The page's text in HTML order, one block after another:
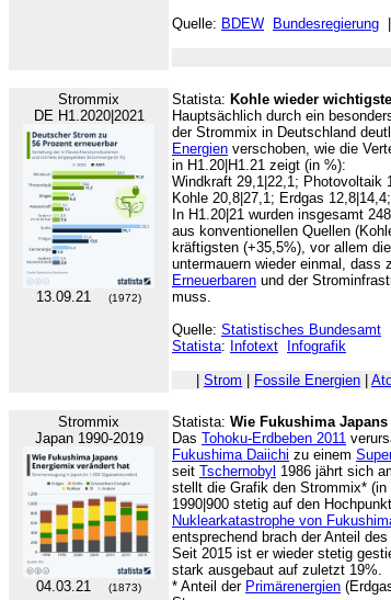
Quelle: BDEW Bundesregierung
Strommix
DE H1.2020|2021
13.09.21 (1972)
Statista: Kohle wieder
Hauptsächlich durch ein
der Strommix in Deutschland
Energien verschoben, wie die
in H1.20|H1.21 zeigt (in %):
Windkraft 29,1|22,1; Photovoltaik
Kohle 20,8|27,1; Erdgas
In H1.20|21 wurden insgesamt
aus konventionellen Quellen
kräftigsten (+35,5%), vor allem
untermauern wieder einmal, dass
Erneuerbaren und der
muss.
Quelle: Statistisches Bundesamt
Statista: Infotext Infografik
Strom Fossile Energien
Strommix
Japan 1990-2019
04.03.21 (1873)
Statista: Wie Fukushima
Das Tohoku-Erdbeben 2011
Fukushima Daiichi zu einem
seit Tschernobyl 1986 jährt sich
stellt die Grafik den Strommix* (in
1990|900 stetig auf den
Nuklearkatastrophe von
entsprechend brach der Anteil
Seit 2015 ist er wieder stetig
stark ausgebaut auf zuletzt 19%.
* Anteil der Primärenergien